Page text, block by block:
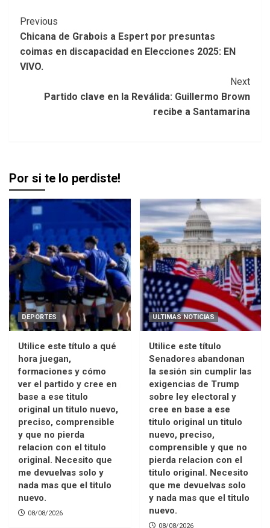
Post
Navigation
Previous
Chicana de Grabois a Espert por presuntas
coimas en discapacidad en Elecciones 2025: EN
VIVO.
Next
Partido clave en la Reválida: Guillermo Brown
recibe a Santamarina
Por si te lo perdiste!
DEPORTES
Utilice este título a qué
hora juegan,
formaciones y cómo
ver el partido y cree en
base a ese titulo
original un titulo nuevo,
preciso, comprensible
y que no pierda
relacion con el titulo
original. Necesito que
me devuelvas solo y
nada mas que el titulo
nuevo.
08/08/2026
ULTIMAS NOTICIAS
Utilice este título
Senadores abandonan
la sesión sin cumplir las
exigencias de Trump
sobre ley electoral y
cree en base a ese
titulo original un titulo
nuevo, preciso,
comprensible y que no
pierda relacion con el
titulo original. Necesito
que me devuelvas solo
y nada mas que el titulo
nuevo.
08/08/2026